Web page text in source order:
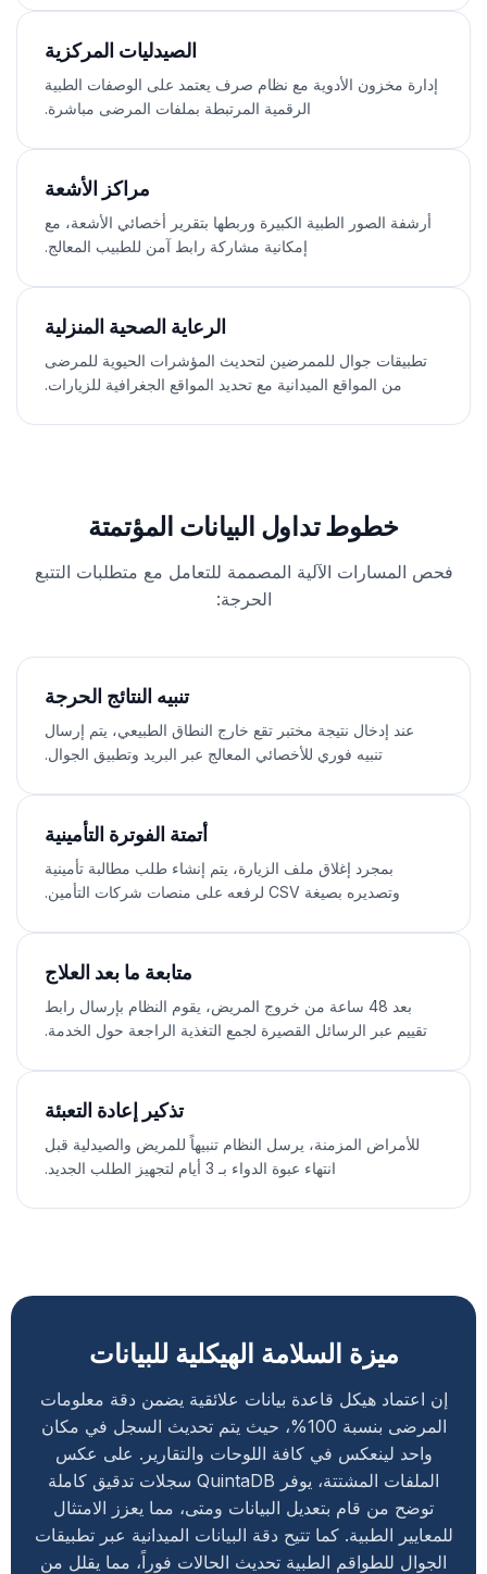
الصيدليات المركزية
إدارة مخزون الأدوية مع نظام صرف يعتمد على الوصفات الطبية
الرقمية المرتبطة بملفات المرضى مباشرة.
مراكز الأشعة
أرشفة الصور الطبية الكبيرة وربطها بتقرير أخصائي الأشعة، مع
إمكانية مشاركة رابط آمن للطبيب المعالج.
الرعاية الصحية المنزلية
تطبيقات جوال للممرضين لتحديث المؤشرات الحيوية للمرضى
من المواقع الميدانية مع تحديد المواقع الجغرافية للزيارات.
خطوط تداول البيانات المؤتمتة
فحص المسارات الآلية المصممة للتعامل مع متطلبات التتبع
الحرجة:
تنبيه النتائج الحرجة
عند إدخال نتيجة مختبر تقع خارج النطاق الطبيعي، يتم إرسال
تنبيه فوري للأخصائي المعالج عبر البريد وتطبيق الجوال.
أتمتة الفوترة التأمينية
بمجرد إغلاق ملف الزيارة، يتم إنشاء طلب مطالبة تأمينية
وتصديره بصيغة CSV لرفعه على منصات شركات التأمين.
متابعة ما بعد العلاج
بعد 48 ساعة من خروج المريض، يقوم النظام بإرسال رابط
تقييم عبر الرسائل القصيرة لجمع التغذية الراجعة حول الخدمة.
تذكير إعادة التعبئة
للأمراض المزمنة، يرسل النظام تنبيهاً للمريض والصيدلية قبل
انتهاء عبوة الدواء بـ 3 أيام لتجهيز الطلب الجديد.
ميزة السلامة الهيكلية للبيانات
إن اعتماد هيكل قاعدة بيانات علائقية يضمن دقة معلومات
المرضى بنسبة 100%، حيث يتم تحديث السجل في مكان
واحد لينعكس في كافة اللوحات والتقارير. على عكس
الملفات المشتتة، يوفر QuintaDB سجلات تدقيق كاملة
توضح من قام بتعديل البيانات ومتى، مما يعزز الامتثال
للمعايير الطبية. كما تتيح دقة البيانات الميدانية عبر تطبيقات
الجوال للطواقم الطبية تحديث الحالات فوراً، مما يقلل من